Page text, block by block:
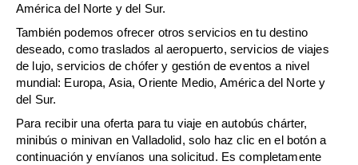
América del Norte y del Sur.
También podemos ofrecer otros servicios en tu destino
deseado, como traslados al aeropuerto, servicios de viajes
de lujo, servicios de chófer y gestión de eventos a nivel
mundial: Europa, Asia, Oriente Medio, América del Norte y
del Sur.
Para recibir una oferta para tu viaje en autobús chárter,
minibús o minivan en Valladolid, solo haz clic en el botón a
continuación y envíanos una solicitud. Es completamente